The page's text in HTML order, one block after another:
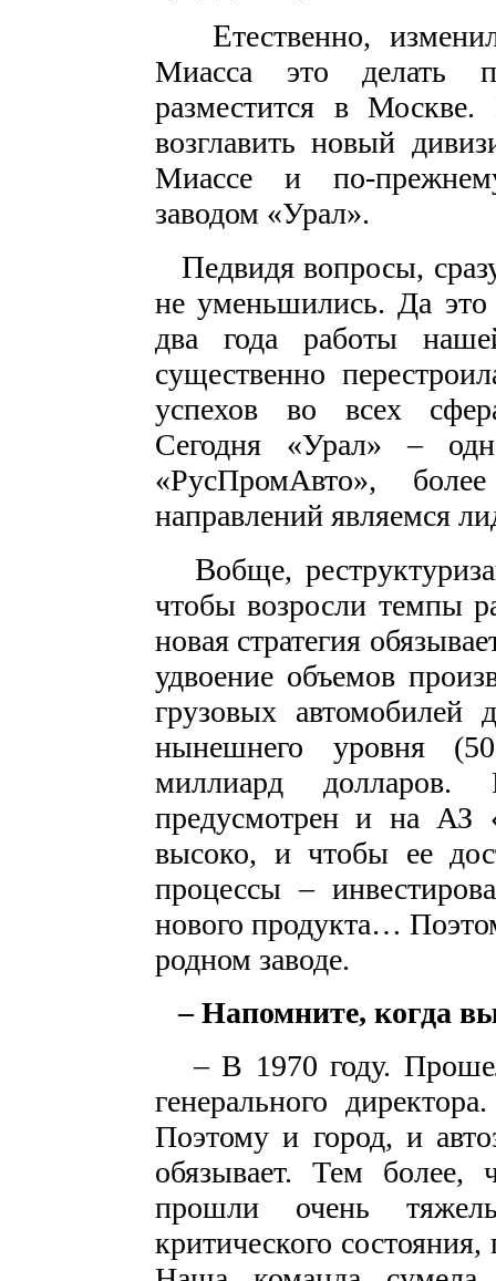
Етественно,
Миасса это делать
разместится в Москве.
возглавить новый
Миассе и по-
заводом «Урал».
Педвидя вопросы,
не уменьшились. Да
два года работы
существенно
успехов во всех
Сегодня «Урал» –
«РусПромАвто»,
направлений являемся
Вобще,
чтобы возросли темпы
новая стратегия
удвоение объемов
грузовых
нынешнего уровня
миллиард долларов.
предусмотрен и на АЗ
высоко, и чтобы ее
процессы –
нового продукта…
родном заводе.
– Напомните, когда
– В 1970 году.
генерального
Поэтому и город, и
обязывает. Тем
прошли очень
критического